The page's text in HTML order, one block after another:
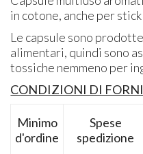
in cotone, anche per
Le capsule sono
alimentari, quindi sono
tossiche nemmeno per
CONDIZIONI DI
Minimo
d'ordine
Spese
spedizione